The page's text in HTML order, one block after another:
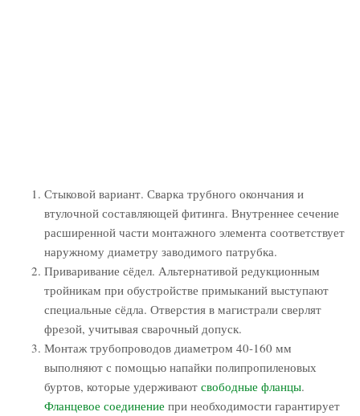
Стыковой вариант. Сварка трубного окончания и
втулочной составляющей фитинга. Внутреннее сечение
расширенной части монтажного элемента соответствует
наружному диаметру заводимого патрубка.
Приваривание сёдел. Альтернативой редукционным
тройникам при обустройстве примыканий выступают
специальные сёдла. Отверстия в магистрали сверлят
фрезой, учитывая сварочный допуск.
Монтаж трубопроводов диаметром 40-160 мм
выполняют с помощью напайки полипропиленовых
буртов, которые удерживают свободные фланцы.
Фланцевое соединение при необходимости гарантирует